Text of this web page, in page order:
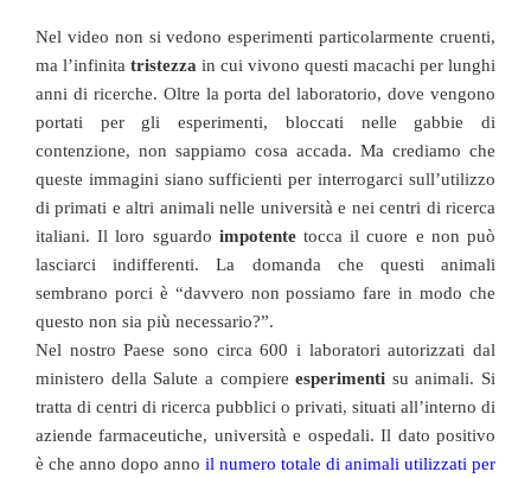
Nel video non si vedono esperimenti particolarmente cruenti,
ma l’infinita tristezza in cui vivono questi macachi per lunghi
anni di ricerche. Oltre la porta del laboratorio, dove vengono
portati per gli esperimenti, bloccati nelle gabbie di
contenzione, non sappiamo cosa accada. Ma crediamo che
queste immagini siano sufficienti per interrogarci sull’utilizzo
di primati e altri animali nelle università e nei centri di ricerca
italiani. Il loro sguardo impotentetocca il cuore e non può
lasciarci indifferenti. La domanda che questi animali
sembrano porci è “davvero non possiamo fare in modo che
questo non sia più necessario?”.
Nel nostro Paese sono circa 600 i laboratori autorizzati dal
ministero della Salute a compiereesperimenti su animali. Si
tratta di centri di ricerca pubblici o privati, situati all’interno di
aziende farmaceutiche, università e ospedali. Il dato positivo
è che anno dopo anno il numero totale di animali utilizzati per